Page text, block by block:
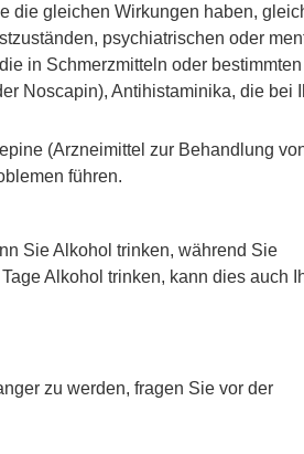
die gleichen Wirkungen haben,
psychiatrischen oder
in Schmerzmitteln oder bestimmten
Noscapin), Antihistaminika, die bei
(Arzneimittel zur Behandlung
führen.
Sie Alkohol trinken, während Sie
Alkohol trinken, kann dies auch
zu werden, fragen Sie vor der